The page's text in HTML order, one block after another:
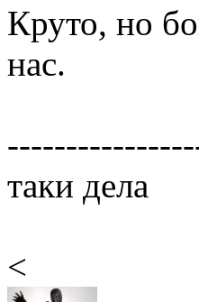
Круто, но
нас.
таки дела
<